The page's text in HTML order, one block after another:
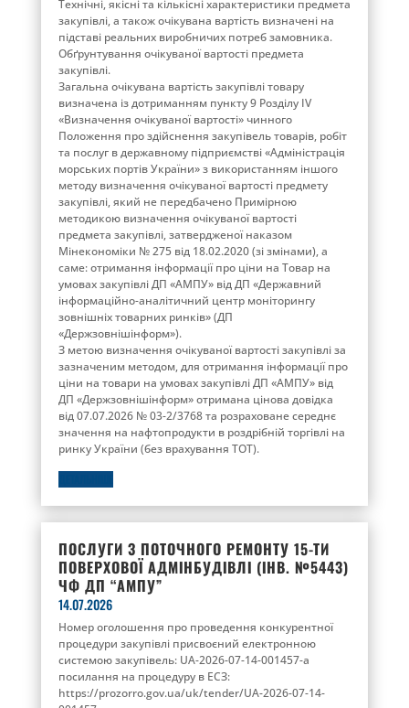
Технічні, якісні та кількісні характеристики предмета
закупівлі, а також очікувана вартість визначені на
підставі реальних виробничих потреб замовника.
Обґрунтування очікуваної вартості предмета
закупівлі.
Загальна очікувана вартість закупівлі товару
визначена із дотриманням пункту 9 Розділу ІV
«Визначення очікуваної вартості» чинного
Положення про здійснення закупівель товарів, робіт
та послуг в державному підприємстві «Адміністрація
морських портів України» з використанням іншого
методу визначення очікуваної вартості предмету
закупівлі, який не передбачено Примірною
методикою визначення очікуваної вартості
предмета закупівлі, затвердженої наказом
Мінекономіки № 275 від 18.02.2020 (зі змінами), а
саме: отримання інформації про ціни на Товар на
умовах закупівлі ДП «АМПУ» від ДП «Державний
інформаційно-аналітичний центр моніторингу
зовнішніх товарних ринків» (ДП
«Держзовнішінформ»).
З метою визначення очікуваної вартості закупівлі за
зазначеним методом, для отримання інформації про
ціни на товари на умовах закупівлі ДП «АМПУ» від
ДП «Держзовнішінформ» отримана цінова довідка
від 07.07.2026 № 03-2/3768 та розраховане середнє
значення на нафтопродукти в роздрібній торгівлі на
ринку України (без врахування ТОТ).
ПОСЛУГИ З ПОТОЧНОГО РЕМОНТУ 15-ТИ
ПОВЕРХОВОЇ АДМІНБУДІВЛІ (ІНВ. №5443)
ЧФ ДП “АМПУ”
14.07.2026
Номер оголошення про проведення конкурентної
процедури закупівлі присвоєний електронною
системою закупівель: UA-2026-07-14-001457-a
посилання на процедуру в ЕСЗ:
https://prozorro.gov.ua/uk/tender/UA-2026-07-14-